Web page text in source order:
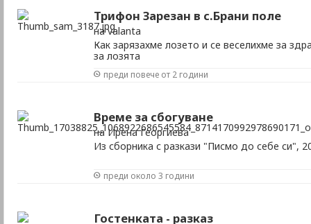
Трифон Зарезан в с.Брани поле
на valanta
Как зарязахме лозето и се веселихме за
за лозята
преди повече от 2 години
Време за сбогуване
на Ирена Георгиева
Из сборника с разкази "Писмо до себе си",
преди около 3 години
Гостенката - разказ